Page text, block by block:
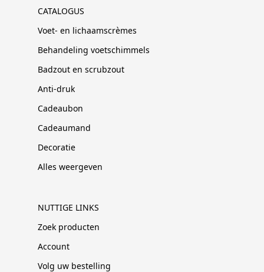
CATALOGUS
Voet- en lichaamscrèmes
Behandeling voetschimmels
Badzout en scrubzout
Anti-druk
Cadeaubon
Cadeaumand
Decoratie
Alles weergeven
NUTTIGE LINKS
Zoek producten
Account
Volg uw bestelling